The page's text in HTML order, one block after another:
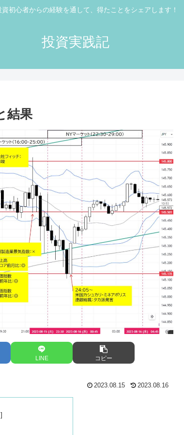
資初心者からの経験を通して、得たことをシェアします！
投資実践記
結果
LINE コピー
2023.08.15 2023.08.16